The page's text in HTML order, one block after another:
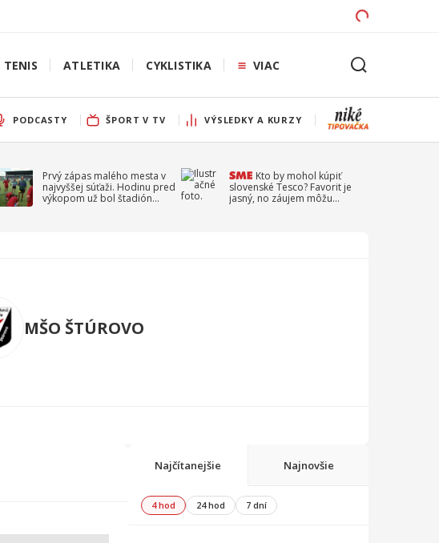
TENIS ATLETIKA CYKLISTIKA VIAC
PODCASTY ŠPORT V TV VÝSLEDKY A KURZY
Prvý zápas malého mesta v
najvyššej súťaži. Hodinu pred
výkopom už bol štadión
Kto by mohol kúpiť
slovenské Tesco? Favorit je
jasný, no záujem môžu
MŠO ŠTÚROVO
Najčítanejšie Najnovšie
4 hod 24 hod 7 dní